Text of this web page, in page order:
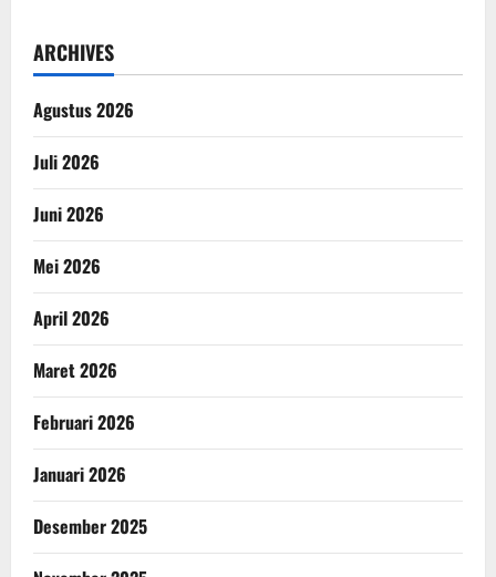
ARCHIVES
Agustus 2026
Juli 2026
Juni 2026
Mei 2026
April 2026
Maret 2026
Februari 2026
Januari 2026
Desember 2025